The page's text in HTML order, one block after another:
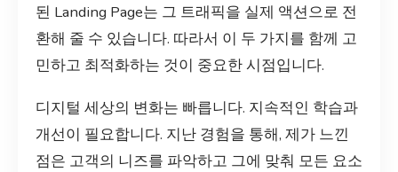
된 Landing Page는 그 트래픽을 실제 액션으로 전
환해 줄 수 있습니다. 따라서 이 두 가지를 함께 고
민하고 최적화하는 것이 중요한 시점입니다.
디지털 세상의 변화는 빠릅니다. 지속적인 학습과
개선이 필요합니다. 지난 경험을 통해, 제가 느낀
점은 고객의 니즈를 파악하고 그에 맞춰 모든 요소